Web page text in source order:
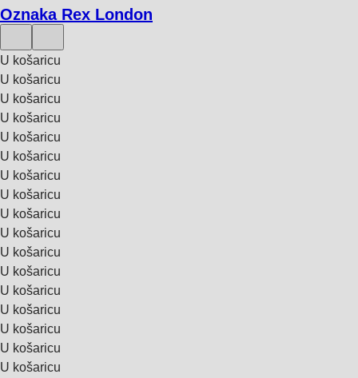
Oznaka Rex London
U košaricu
U košaricu
U košaricu
U košaricu
U košaricu
U košaricu
U košaricu
U košaricu
U košaricu
U košaricu
U košaricu
U košaricu
U košaricu
U košaricu
U košaricu
U košaricu
U košaricu